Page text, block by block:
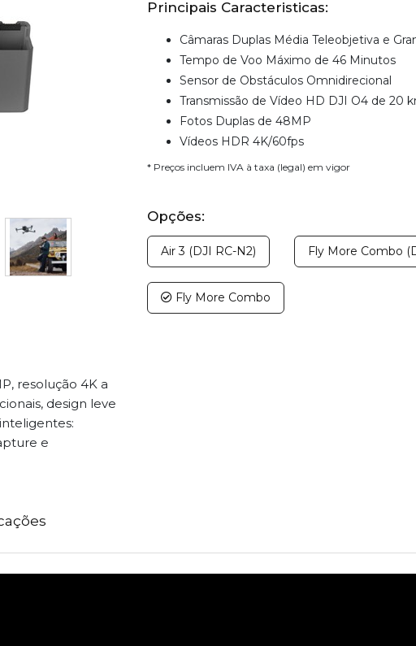
resolução 4K a
design leve
e
Principais Caracteristicas:
Câmaras Duplas Média Teleobjetiva e
Tempo de Voo Máximo de 46 Minutos
Sensor de Obstáculos Omnidirecional
Transmissão de Vídeo HD DJI O4 de 20
Fotos Duplas de 48MP
Vídeos HDR 4K/60fps
* Preços incluem IVA à taxa (legal) em vigor
Opções:
Air 3 (DJI RC-N2) Fly More Combo
Fly More Combo